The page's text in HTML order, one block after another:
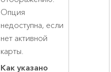
Опция
недоступна, если
нет активной
карты.
Как указано